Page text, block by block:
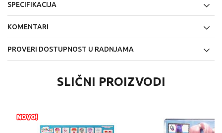
SPECIFIKACIJA
KOMENTARI
PROVERI DOSTUPNOST U RADNJAMA
SLIČNI PROIZVODI